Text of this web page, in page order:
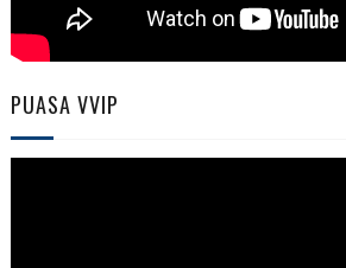
PUASA VVIP